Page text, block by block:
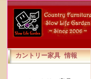
カントリー家具 情報